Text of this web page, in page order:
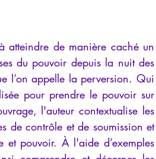
atteindre de manière caché un
du pouvoir depuis la nuit des
l’on appelle la perversion. Qui
pour prendre le pouvoir sur
l'auteur contextualise les
de contrôle et de soumission et
et pouvoir. À l'aide d’exemples